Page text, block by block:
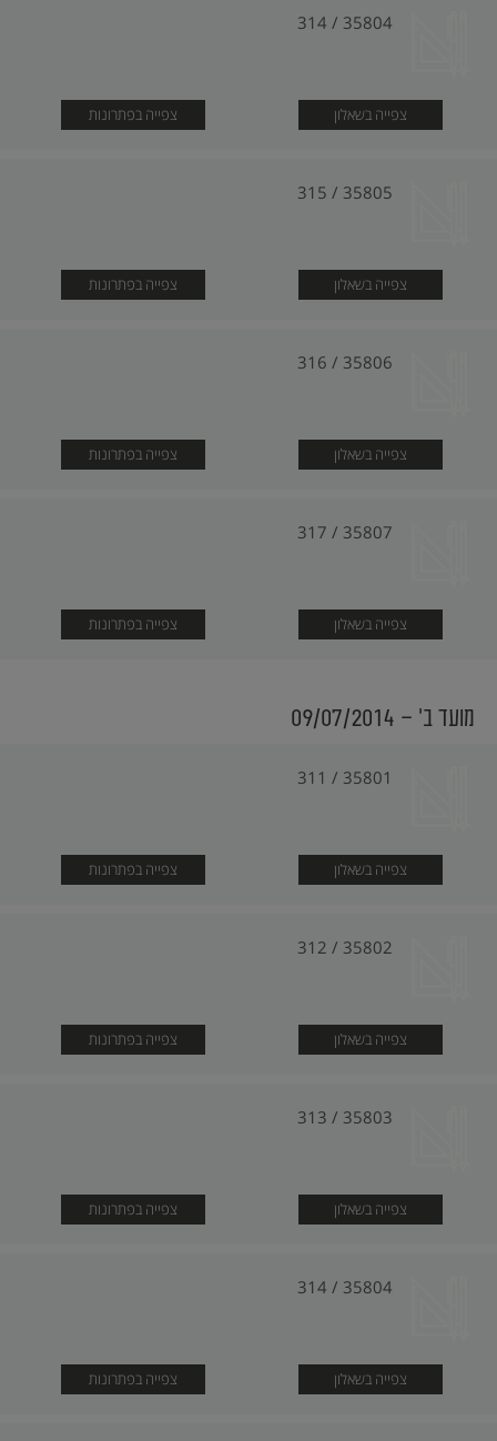
35804 / 314
צפייה בשאלון צפייה בפתרונות
35805 / 315
צפייה בשאלון צפייה בפתרונות
35806 / 316
צפייה בשאלון צפייה בפתרונות
35807 / 317
צפייה בשאלון צפייה בפתרונות
מועד ב׳ - 09/07/2014
35801 / 311
צפייה בשאלון צפייה בפתרונות
35802 / 312
צפייה בשאלון צפייה בפתרונות
35803 / 313
צפייה בשאלון צפייה בפתרונות
35804 / 314
צפייה בשאלון צפייה בפתרונות